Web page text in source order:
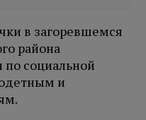
в загоревшемся
района
по социальной
и